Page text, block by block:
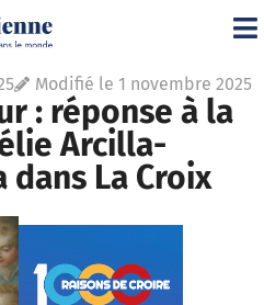
Modifié le 1 novembre 2025
: réponse à la
Arcilla-
dans La Croix